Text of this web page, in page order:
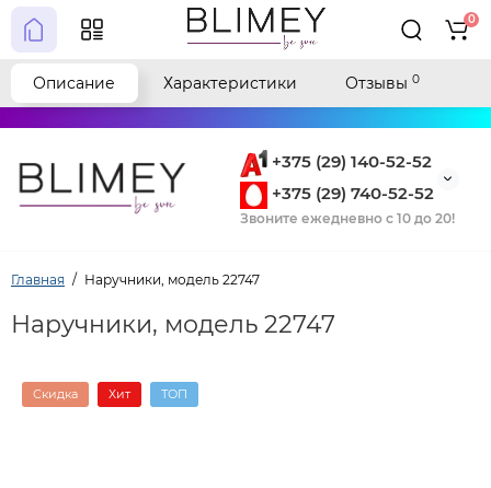
+375 (29) 140-52-52
+375 (29) 740-52-52
Звоните ежедневно с 10 до 20!
0
Главная Наручники, модель 22747
Наручники, модель 22747
Скидка Хит ТОП
Описание Характеристики Отзывы 0